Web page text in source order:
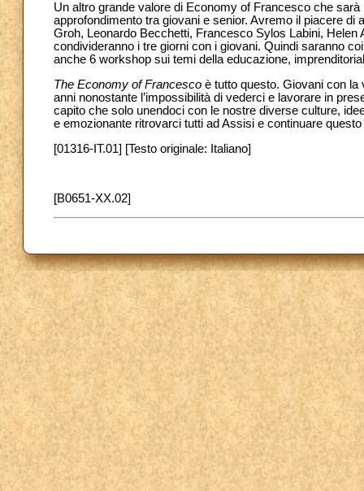
Un altro grande valore di Economy of Francesco che
approfondimento tra giovani e senior. Avremo il piacere
Groh, Leonardo Becchetti, Francesco Sylos Labini,
condivideranno i tre giorni con i giovani. Quindi saranno
anche 6 workshop sui temi della educazione,
The Economy of Francesco è tutto questo. Giovani con la
anni nonostante l’impossibilità di vederci e lavorare in
capito che solo unendoci con le nostre diverse culture,
e emozionante ritrovarci tutti ad Assisi e continuare
[01316-IT.01] [Testo originale: Italiano]
[B0651-XX.02]